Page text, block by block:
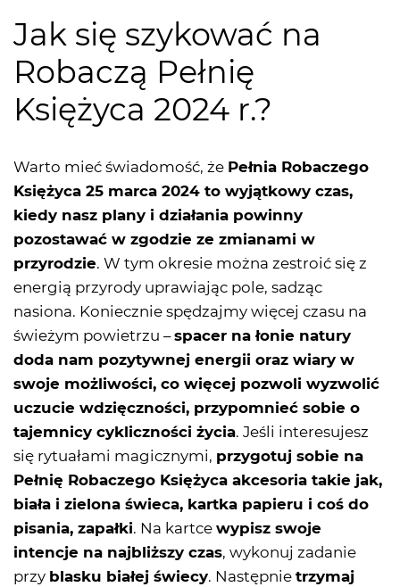
Jak się szykować na
Robaczą Pełnię
Księżyca 2024 r.?
Warto mieć świadomość, że Pełnia Robaczego
Księżyca 25 marca 2024 to wyjątkowy czas,
kiedy nasz plany i działania powinny
pozostawać w zgodzie ze zmianami w
przyrodzie. W tym okresie można zestroić się z
energią przyrody uprawiając pole, sadząc
nasiona. Koniecznie spędzajmy więcej czasu na
świeżym powietrzu –spacer na łonie natury
doda nam pozytywnej energii oraz wiary w
swoje możliwości, co więcej pozwoli wyzwolić
uczucie wdzięczności, przypomnieć sobie o
tajemnicy cykliczności życia. Jeśli interesujesz
się rytuałami magicznymi, przygotuj sobie na
Pełnię Robaczego Księżyca akcesoria takie jak,
biała i zielona świeca, kartka papieru i coś do
pisania, zapałki. Na kartce wypisz swoje
intencje na najbliższy czas, wykonuj zadanie
przy blasku białej świecy. Następnie trzymaj